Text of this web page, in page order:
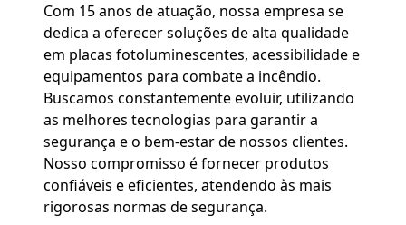
Com 15 anos de atuação, nossa empresa se
dedica a oferecer soluções de alta qualidade
em placas fotoluminescentes, acessibilidade e
equipamentos para combate a incêndio.
Buscamos constantemente evoluir, utilizando
as melhores tecnologias para garantir a
segurança e o bem-estar de nossos clientes.
Nosso compromisso é fornecer produtos
confiáveis e eficientes, atendendo às mais
rigorosas normas de segurança.